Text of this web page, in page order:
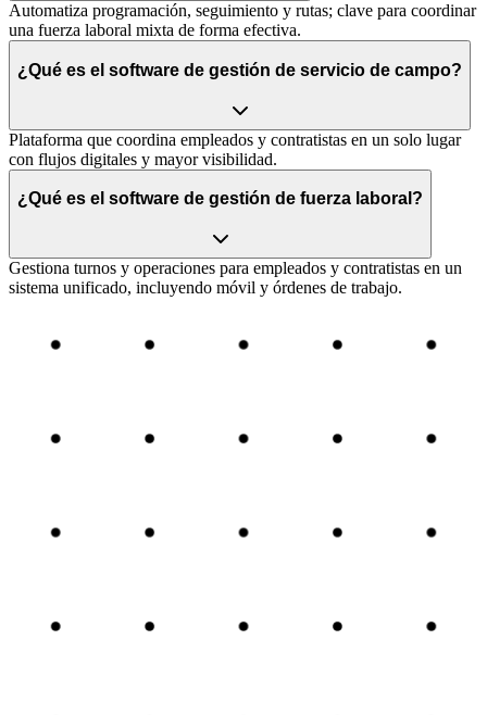
Automatiza programación, seguimiento y rutas; clave para coordinar
una fuerza laboral mixta de forma efectiva.
¿Qué es el software de gestión de servicio de campo?
Plataforma que coordina empleados y contratistas en un solo lugar
con flujos digitales y mayor visibilidad.
¿Qué es el software de gestión de fuerza laboral?
Gestiona turnos y operaciones para empleados y contratistas en un
sistema unificado, incluyendo móvil y órdenes de trabajo.